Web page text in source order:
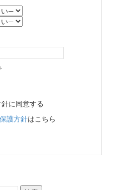
に同意する
護方針はこちら